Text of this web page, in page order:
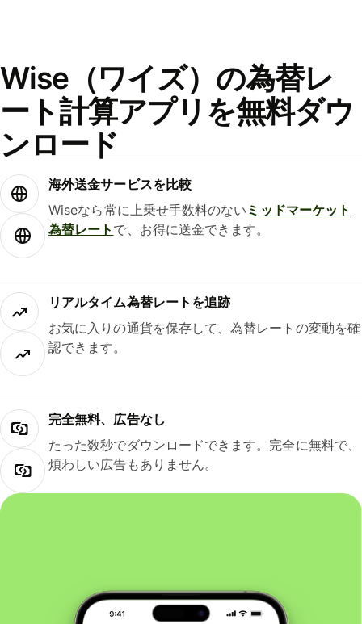
Wise（ワイズ）の為替レ
ート計算アプリを無料ダウ
ンロード
海外送金サービスを比較
Wiseなら常に上乗せ手数料のない ミッドマーケット
為替レート で、お得に送金できます。
リアルタイム為替レートを追跡
お気に入りの通貨を保存して、為替レートの変動を確
認できます。
完全無料、広告なし
たった数秒でダウンロードできます。完全に無料で、
煩わしい広告もありません。